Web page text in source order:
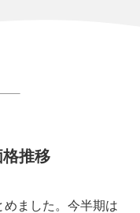
推移
ました。 今半期は